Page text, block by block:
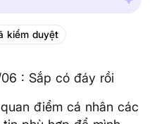
kiểm duyệt
: Sắp có đáy rồi
điểm cá nhân các